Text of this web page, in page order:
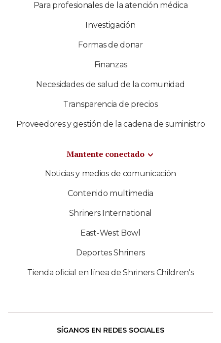
Para profesionales de la atención médica
Investigación
Formas de donar
Finanzas
Necesidades de salud de la comunidad
Transparencia de precios
Proveedores y gestión de la cadena de suministro
Mantente conectado
Noticias y medios de comunicación
Contenido multimedia
Shriners International
East-West Bowl
Deportes Shriners
Tienda oficial en línea de Shriners Children's
SÍGANOS EN REDES SOCIALES